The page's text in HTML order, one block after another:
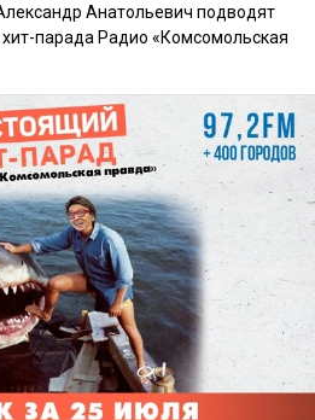
Анатольевич подводят
парада Радио «Комсомольская